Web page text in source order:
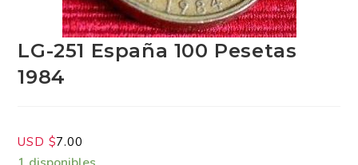
LG-251 España 100 Pesetas
1984
USD $7.00